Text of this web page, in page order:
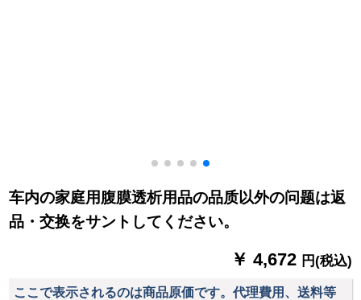
车内の家庭用腹膜透析用品の品质以外の问题は返
品・交换をサントしてください。
￥ 4,672 円(税込)
ここで表示されるのは商品原価です。代理費用、送料等